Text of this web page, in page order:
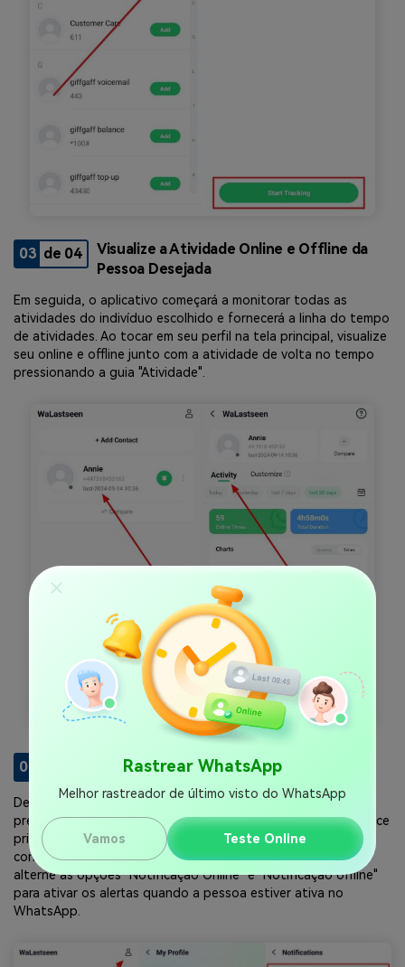
Rastrear WhatsApp
Melhor rastreador de último visto do WhatsApp
Vamos Teste Online
03 de 04
Visualize a Atividade Online e Offline da
Pessoa Desejada
Em seguida, o aplicativo começará a monitorar todas as
atividades do indivíduo escolhido e fornecerá a linha do tempo
de atividades. Ao tocar em seu perfil na tela principal, visualize
seu online e offline junto com a atividade de volta no tempo
pressionando a guia "Atividade".
04 Ativar Notificações nas Configurações
Depois de visualizar a atividade de rastreamento da pessoa,
pressione o ícone "Perfil" no canto superior direito da interface
principal. Toque na opção "Configuração de Notificação" nas
configurações de "Meu perfil". Na nova tela que aparece,
alterne as opções "Notificação Online" e "Notificação offline"
para ativar os alertas quando a pessoa estiver ativa no
WhatsApp.